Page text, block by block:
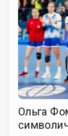
Ольга